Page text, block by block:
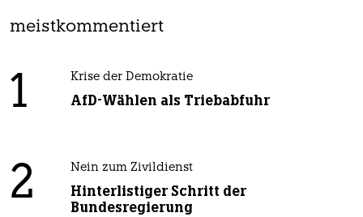
meistkommentiert
1 Krise der Demokratie
AfD-Wählen als Triebabfuhr
2 Nein zum Zivildienst
Hinterlistiger Schritt der
Bundesregierung